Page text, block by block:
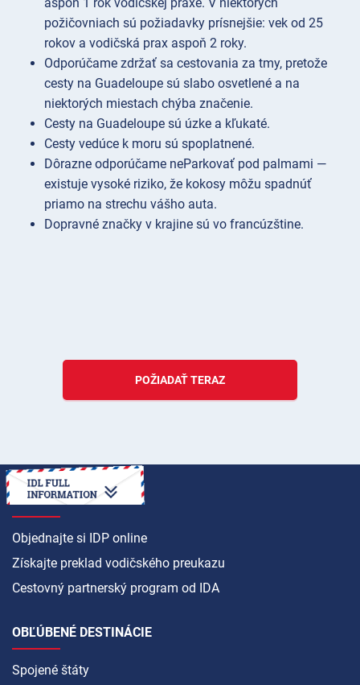
požičovniach sú požiadavky prísnejšie: vek od 25
rokov a vodičská prax aspoň 2 roky.
Odporúčame zdržať sa cestovania za tmy, pretože
cesty na Guadeloupe sú slabo osvetlené a na
niektorých miestach chýba značenie.
Cesty na Guadeloupe sú úzke a kľukaté.
Cesty vedúce k moru sú spoplatnené.
Dôrazne odporúčame neParkovať pod palmami —
existuje vysoké riziko, že kokosy môžu spadnúť
priamo na strechu vášho auta.
Dopravné značky v krajine sú vo francúzštine.
POŽIADAŤ TERAZ
AKO NA TO
Objednajte si IDP online
Získajte preklad vodičského preukazu
Cestovný partnerský program od IDA
OBĽÚBENÉ DESTINÁCIE
Spojené štáty